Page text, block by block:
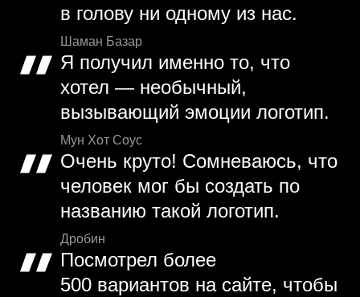
в голову ни одному из нас.
Шаман Базар
Я получил именно то, что
хотел — необычный,
вызывающий эмоции логотип.
Мун Хот Соус
Очень круто! Сомневаюсь, что
человек мог бы создать по
названию такой логотип.
Дробин
Посмотрел более
500 вариантов на сайте, чтобы